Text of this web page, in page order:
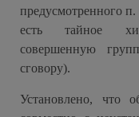
предусмотренного
есть тайное
совершенную
сговору).
Установлено, что